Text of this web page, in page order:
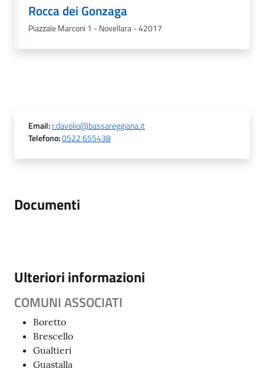
Rocca dei Gonzaga
Piazzale Marconi 1 - Novellara - 42017
Email:r.davolio@bassareggiana.it
Telefono:0522 655438
Documenti
Ulteriori informazioni
COMUNI ASSOCIATI
Boretto
Brescello
Gualtieri
Guastalla